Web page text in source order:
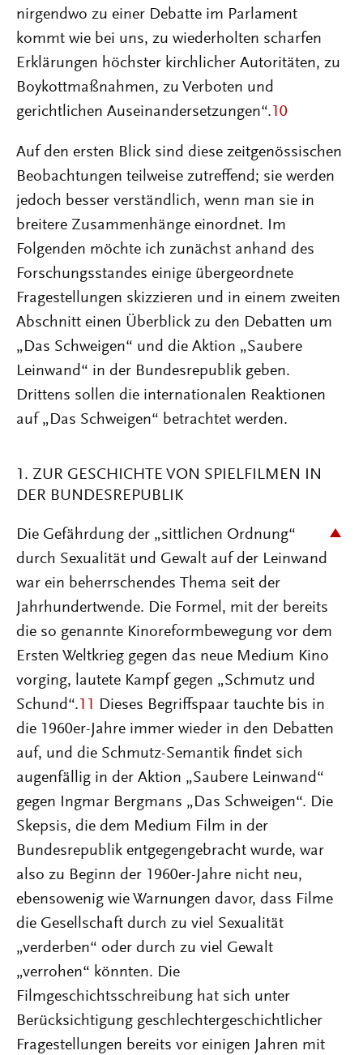
nirgendwo zu einer Debatte im Parlament
kommt wie bei uns, zu wiederholten scharfen
Erklärungen höchster kirchlicher Autoritäten, zu
Boykottmaßnahmen, zu Verboten und
gerichtlichen Auseinandersetzungen“. 10
Auf den ersten Blick sind diese zeitgenössischen
Beobachtungen teilweise zutreffend; sie werden
jedoch besser verständlich, wenn man sie in
breitere Zusammenhänge einordnet. Im
Folgenden möchte ich zunächst anhand des
Forschungsstandes einige übergeordnete
Fragestellungen skizzieren und in einem zweiten
Abschnitt einen Überblick zu den Debatten um
„Das Schweigen“ und die Aktion „Saubere
Leinwand“ in der Bundesrepublik geben.
Drittens sollen die internationalen Reaktionen
auf „Das Schweigen“ betrachtet werden.
1. ZUR GESCHICHTE VON SPIELFILMEN IN
DER BUNDESREPUBLIK
Die Gefährdung der „sittlichen Ordnung“
durch Sexualität und Gewalt auf der Leinwand
war ein beherrschendes Thema seit der
Jahrhundertwende. Die Formel, mit der bereits
die so genannte Kinoreformbewegung vor dem
Ersten Weltkrieg gegen das neue Medium Kino
vorging, lautete Kampf gegen „Schmutz und
Schund“. 11 Dieses Begriffspaar tauchte bis in
die 1960er-Jahre immer wieder in den Debatten
auf, und die Schmutz-Semantik findet sich
augenfällig in der Aktion „Saubere Leinwand“
gegen Ingmar Bergmans „Das Schweigen“. Die
Skepsis, die dem Medium Film in der
Bundesrepublik entgegengebracht wurde, war
also zu Beginn der 1960er-Jahre nicht neu,
ebensowenig wie Warnungen davor, dass Filme
die Gesellschaft durch zu viel Sexualität
„verderben“ oder durch zu viel Gewalt
„verrohen“ könnten. Die
Filmgeschichtsschreibung hat sich unter
Berücksichtigung geschlechtergeschichtlicher
Fragestellungen bereits vor einigen Jahren mit